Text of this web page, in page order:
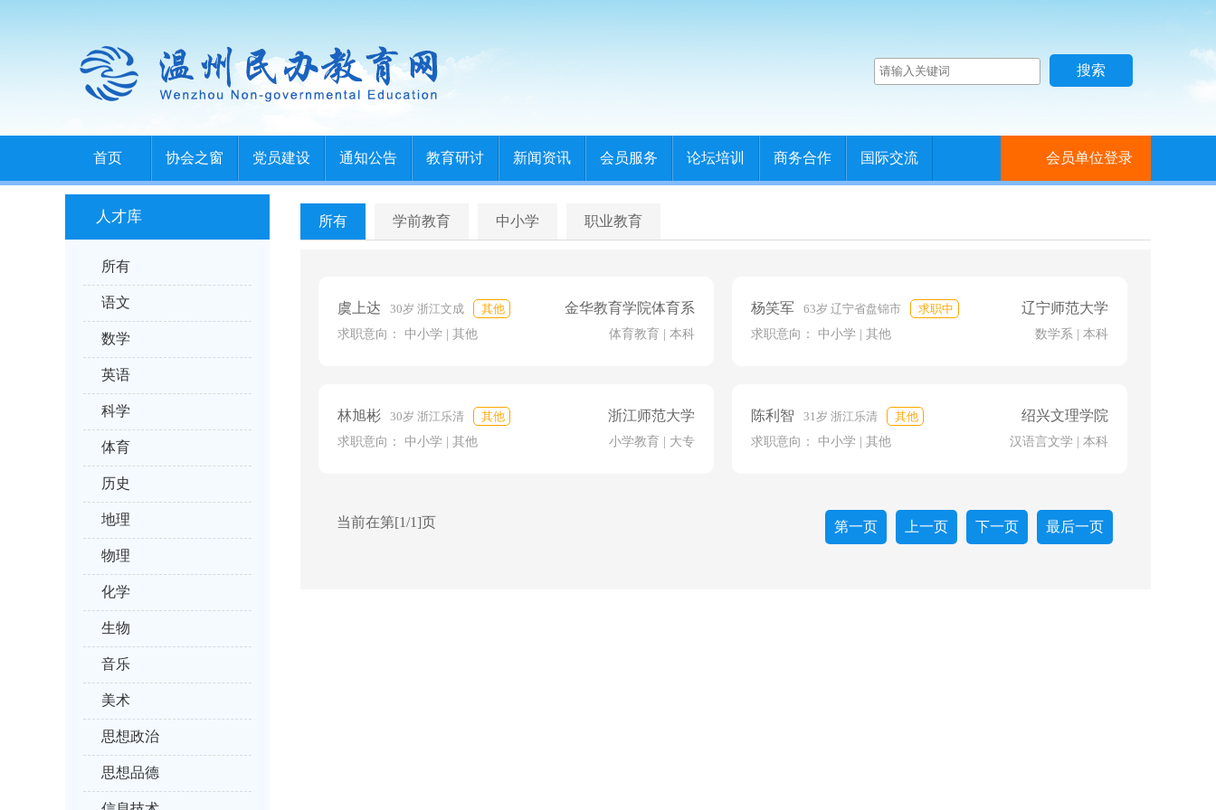
首页 协会之窗 党员建设 通知公告 教育研讨 新闻资讯 会员服务 论坛培训 商务合作 国际交流 会员单位登录
人才库
所有
语文
数学
英语
科学
体育
历史
地理
物理
化学
生物
音乐
美术
思想政治
思想品德
所有 学前教育 中小学 职业教育
虞上达 30岁 浙江文成 其他 金华教育学院体育系
求职意向： 中小学 | 其他 体育教育 | 本科
杨笑军 63岁 辽宁省盘锦市 求职中 辽宁师范大学
求职意向： 中小学 | 其他 数学系 | 本科
林旭彬 30岁 浙江乐清 其他 浙江师范大学
求职意向： 中小学 | 其他 小学教育 | 大专
陈利智 31岁 浙江乐清 其他 绍兴文理学院
求职意向： 中小学 | 其他 汉语言文学 | 本科
当前在第[1/1]页 最后一页
下一页
上一页
第一页